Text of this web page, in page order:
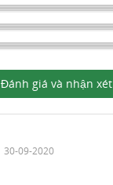
Đánh giá và nhận xét
30-09-2020